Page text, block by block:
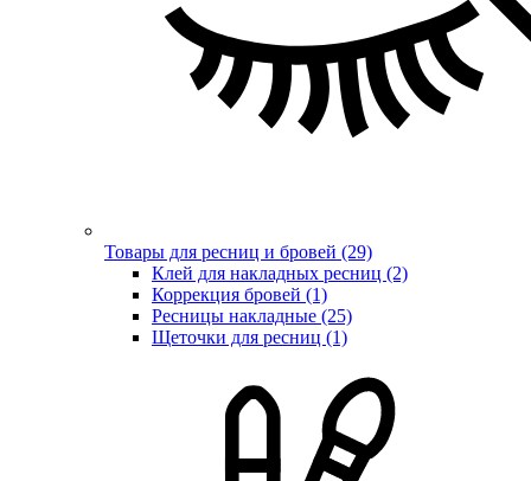
Товары для ресниц и бровей (29)
Клей для накладных ресниц (2)
Коррекция бровей (1)
Ресницы накладные (25)
Щеточки для ресниц (1)